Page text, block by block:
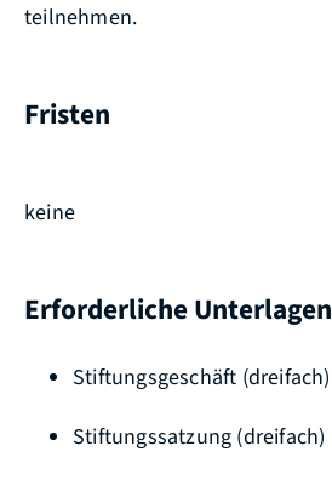
teilnehmen.
Fristen
keine
Erforderliche Unterlagen
Stiftungsgeschäft (dreifach)
Stiftungssatzung (dreifach)